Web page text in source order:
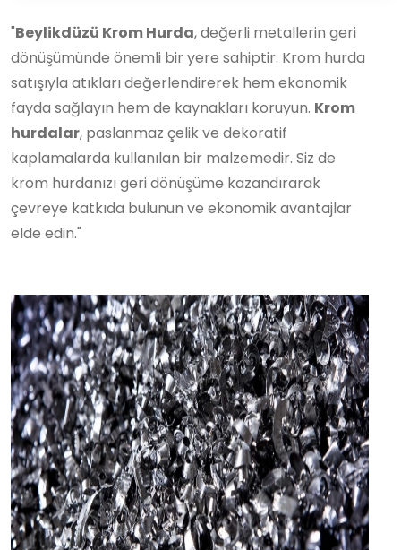
"Beylikdüzü Krom Hurda, değerli metallerin geri
dönüşümünde önemli bir yere sahiptir. Krom hurda
satışıyla atıkları değerlendirerek hem ekonomik
fayda sağlayın hem de kaynakları koruyun. Krom
hurdalar, paslanmaz çelik ve dekoratif
kaplamalarda kullanılan bir malzemedir. Siz de
krom hurdanızı geri dönüşüme kazandırarak
çevreye katkıda bulunun ve ekonomik avantajlar
elde edin."